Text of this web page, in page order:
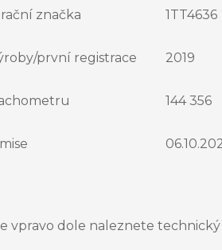
značka 1TT4636
první registrace 2019
144 356
vpravo dole naleznete